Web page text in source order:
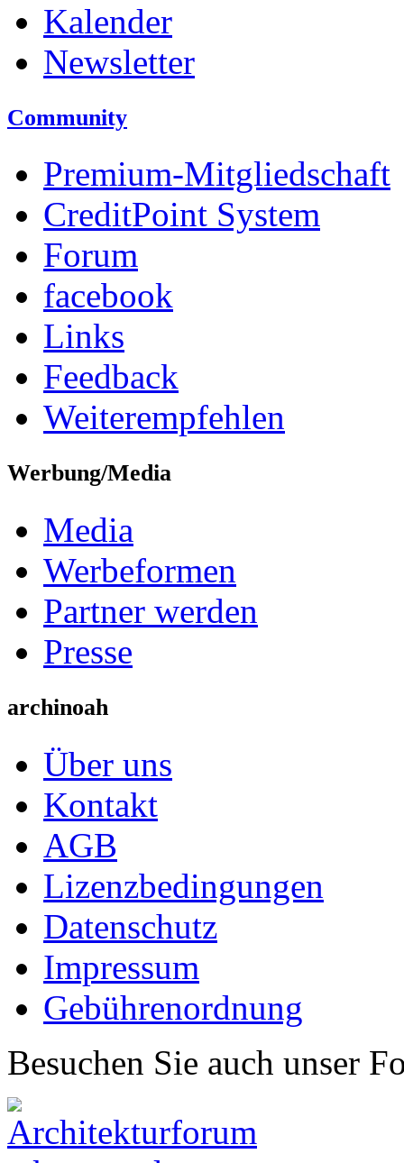
Kalender
Newsletter
Community
Premium-Mitgliedschaft
CreditPoint System
Forum
facebook
Links
Feedback
Weiterempfehlen
Werbung/Media
Media
Werbeformen
Partner werden
Presse
archinoah
Über uns
Kontakt
AGB
Lizenzbedingungen
Datenschutz
Impressum
Gebührenordnung
Besuchen Sie auch unser